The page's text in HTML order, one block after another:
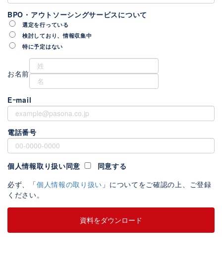
BPO・アウトソーシングサービスについて
選定を行っている
検討しており、情報収集中
特に予定はない
お名前
Eｰmail
電話番号
個人情報取り扱い同意
同意する
必ず、「個人情報の取り扱い 」についてをご確認の上、ご登録
ください。